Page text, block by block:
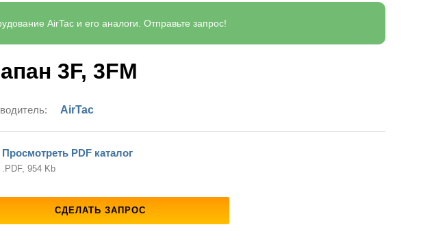
AirTac и его аналоги. Отправьте запрос!
3F, 3FM
AirTac
Просмотреть PDF каталог
.PDF, 954 Kb
СДЕЛАТЬ ЗАПРОС